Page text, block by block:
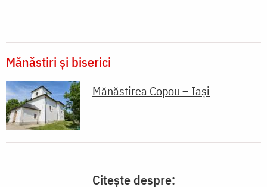
Mănăstiri și biserici
Mănăstirea Copou – Iași
Citește despre: